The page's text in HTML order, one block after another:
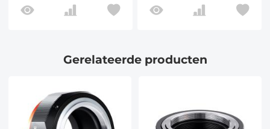
Gerelateerde producten